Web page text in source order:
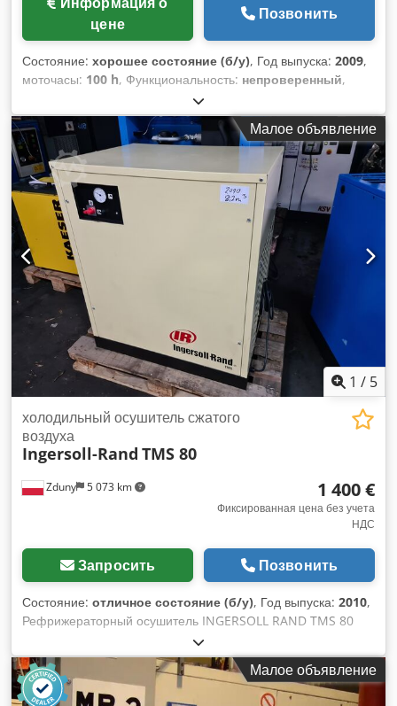
цене
Позвонить
Состояние: хорошее состояние (б/у), Год выпуска: 2009,
моточасы: 100 h, Функциональность: непроверенный,
, общая длина:
ширина:2 100 мм, общая высота:2 400 мм, мощность:530
кВт (720,60 л.с.), тип топлива:электрический, рабочее
давление:3 балка, Оборудование:
Идентификационная
табличка в наличии, Сделать Ингерсолл Рэнд Модель:
CH6-C125MX1 Год выпуска: 2009 Серийный номер: V-7667
Рабочее время (по счетчику моточасов): Мало часов!!
Мощность (кВт) 530 Напряжение 400 Частота (Гц) 50
Обороты 2980 Ампер (А) 920 Размеры ДxШxВ (мм) 5000 x
2100 x 2500 Вес (кг) около 10250 Csdpfx Afsv A T Uhjtjha
Общее количество на складе 1 Мощность (м3) 7,66 Нм3/ч
Макс. давление (бар) 2,8 Страна происхождения Италия
Комментарии Почти неиспользованный компрессор
Малое объявление
1 / 5
Zduny 5 073 km
холодильный осушитель сжатого
воздуха
Ingersoll-Rand TMS 80
1 400 €
Фиксированная цена без учета
НДС
Запросить Позвонить
Состояние: отличное состояние (б/у), Год выпуска: 2010,
Рефрижераторный осушитель INGERSOLL RAND TMS 80
Производительность: 8,2 м3/мин Год выпуска: 2010
Осушитель полностью исправен. Cedpfjymmbtjx Aftjha
Малое объявление